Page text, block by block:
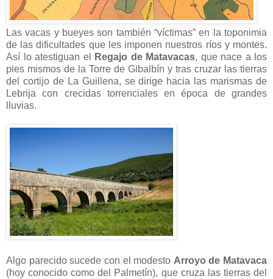
Las vacas y bueyes son también “víctimas” en la toponimia
de las dificultades que les imponen nuestros ríos y montes.
Así lo atestiguan el
Regajo de Matavacas, que nace a los
pies mismos de la Torre de Gibalbín y tras cruzar las tierras
del cortijo de La Guillena, se dirige hacia las marismas de
Lebrija con crecidas torrenciales en época de grandes
lluvias.
Algo parecido sucede con el modesto Arroyo de Matavaca
(hoy conocido como del Palmetín), que cruza las tierras del